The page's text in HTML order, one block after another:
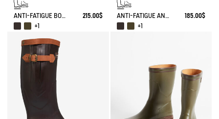
ANTI-FATIGUE BOOT PARCOURS 2.0
215.00$
+1
ANTI-FATIGUE ANKLE BOOT PARCOURS 2.0
185.00$
+1